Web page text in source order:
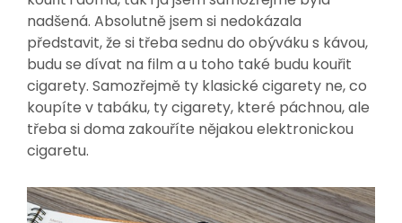
nadšená. Absolutně jsem si nedokázala
představit, že si třeba sednu do obýváku s kávou,
budu se dívat na film a u toho také budu kouřit
cigarety. Samozřejmě ty klasické cigarety ne, co
koupíte v tabáku, ty cigarety, které páchnou, ale
třeba si doma zakouříte nějakou elektronickou
cigaretu.